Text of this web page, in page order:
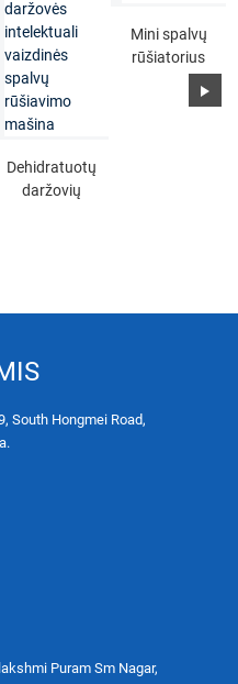
Dehidratuotų
daržovių
Mini spalvų
rūšiatorius
South Hongmei Road,
Puram Sm Nagar,